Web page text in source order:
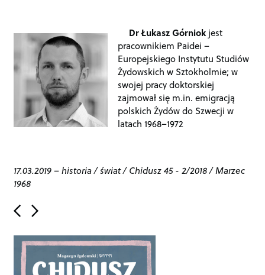
Dr Łukasz Górniok jest
pracownikiem Paidei –
Europejskiego Instytutu Studiów
Żydowskich w Sztokholmie; w
swojej pracy doktorskiej
zajmował się m.in. emigracją
polskich Żydów do Szwecji w
latach 1968–1972
17.03.2019–historia/świat/Chidusz 45 - 2/2018/Marzec
1968
P
o